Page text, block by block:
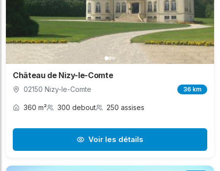
Château de Nizy-le-Comte
02150 Nizy-le-Comte 36 km
360 m² 300 debout 250 assises
Voir les détails